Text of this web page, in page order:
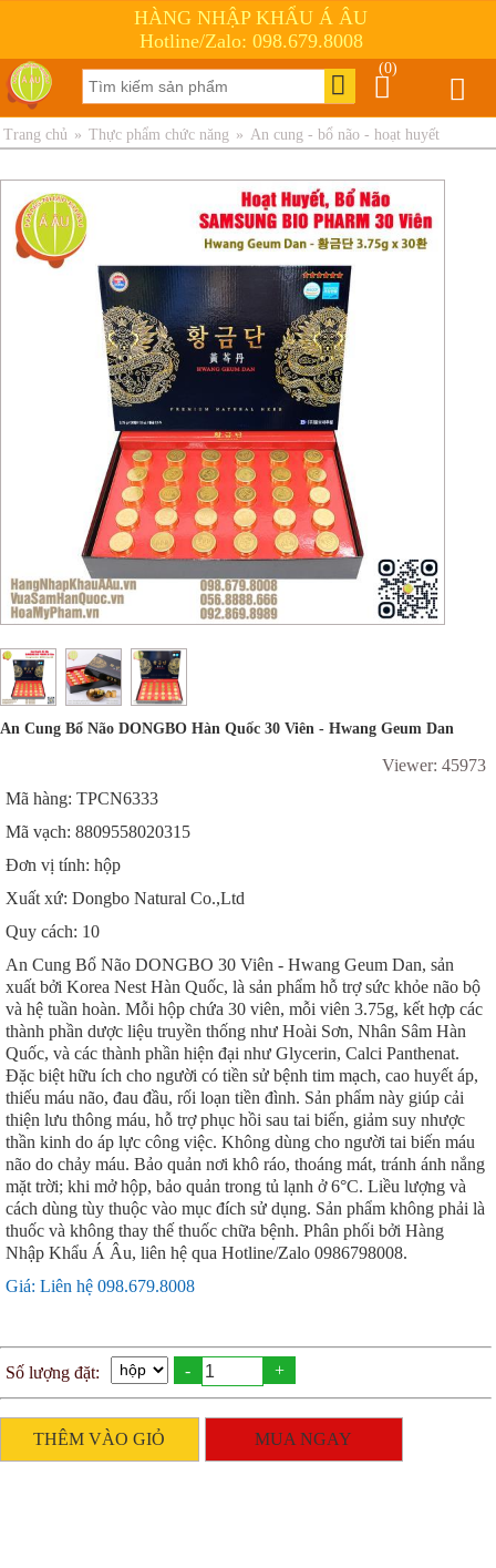
HÀNG NHẬP KHẨU Á ÂU
Hotline/Zalo: 098.679.8008
(0)
Trang chủ » Thực phẩm chức năng » An cung - bổ não - hoạt huyết
An Cung Bổ Não DONGBO Hàn Quốc 30 Viên - Hwang Geum Dan
Viewer: 45973
Mã hàng: TPCN6333
Mã vạch: 8809558020315
Đơn vị tính: hộp
Xuất xứ: Dongbo Natural Co.,Ltd
Quy cách: 10
An Cung Bổ Não DONGBO 30 Viên - Hwang Geum Dan, sản
xuất bởi Korea Nest Hàn Quốc, là sản phẩm hỗ trợ sức khỏe não bộ
và hệ tuần hoàn. Mỗi hộp chứa 30 viên, mỗi viên 3.75g, kết hợp các
thành phần dược liệu truyền thống như Hoài Sơn, Nhân Sâm Hàn
Quốc, và các thành phần hiện đại như Glycerin, Calci Panthenat.
Đặc biệt hữu ích cho người có tiền sử bệnh tim mạch, cao huyết áp,
thiếu máu não, đau đầu, rối loạn tiền đình. Sản phẩm này giúp cải
thiện lưu thông máu, hỗ trợ phục hồi sau tai biến, giảm suy nhược
thần kinh do áp lực công việc. Không dùng cho người tai biến máu
não do chảy máu. Bảo quản nơi khô ráo, thoáng mát, tránh ánh nắng
mặt trời; khi mở hộp, bảo quản trong tủ lạnh ở 6°C. Liều lượng và
cách dùng tùy thuộc vào mục đích sử dụng. Sản phẩm không phải là
thuốc và không thay thế thuốc chữa bệnh. Phân phối bởi Hàng
Nhập Khẩu Á Âu, liên hệ qua Hotline/Zalo 0986798008.
Giá: Liên hệ 098.679.8008
Số lượng đặt: - +
THÊM VÀO GIỎ MUA NGAY